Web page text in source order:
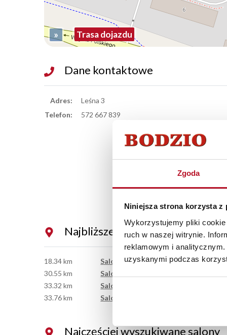
Zgoda
Niniejsza strona korzysta z
Wykorzystujemy pliki
ruch w naszej witrynie.
reklamowym i
uzyskanymi podczas
Trasa dojazdu
»
Dane kontaktowe
Adres:
Leśna 3
Telefon:
572 667 839
Najbliższe salony
18.34 km
Salon Meblowy Warszawa
30.55 km
Salon Meblowy Warszawa
33.32 km
Salon Meblowy Janki
33.76 km
Salon Meblowy Płońsk
Najczęściej wyszukiwane salony